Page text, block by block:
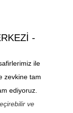
-
ile
zevkine tam
ediyoruz.
ve